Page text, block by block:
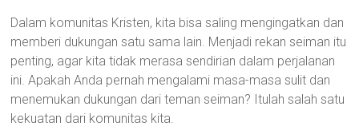
Dalam komunitas Kristen, kita bisa saling mengingatkan dan
memberi dukungan satu sama lain. Menjadi rekan seiman itu
penting, agar kita tidak merasa sendirian dalam perjalanan
ini. Apakah Anda pernah mengalami masa-masa sulit dan
menemukan dukungan dari teman seiman? Itulah salah satu
kekuatan dari komunitas kita.